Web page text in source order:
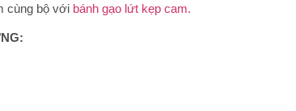
cùng bộ với bánh gạo lứt kẹp cam.